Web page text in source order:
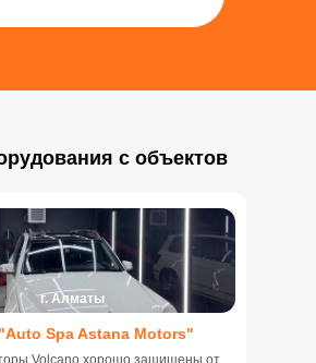
с объектов
Spa Astana Motors"
г. Алматы
Volcano хорошо защищены от